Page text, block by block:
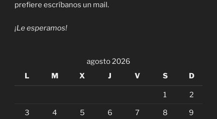
prefiere escríbanos un mail.
¡Le esperamos!
agosto 2026
L
M X J V S D
1 2
3 4 5 6 7 8 9